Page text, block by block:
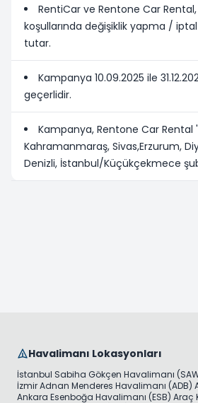
RentiCar ve Rentone Car
koşullarında değişiklik yapma / iptal
tutar.
Kampanya 10.09.2025 ile
geçerlidir.
Kampanya, Rentone Car Rental
Kahramanmaraş, Sivas,Erzurum,
Denizli, İstanbul/Küçükçekmece
Havalimanı Lokasyonları
İstanbul Sabiha Gökçen Havalimanı
İzmir Adnan Menderes Havalimanı (ADB)
Ankara Esenboğa Havalimanı (ESB)